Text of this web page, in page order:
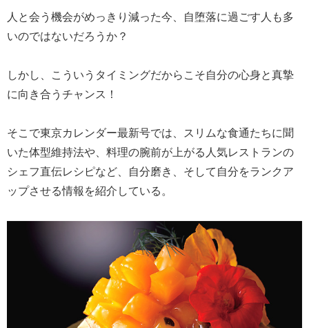
人と会う機会がめっきり減った今、自堕落に過ごす人も多
いのではないだろうか？
しかし、こういうタイミングだからこそ自分の心身と真摯
に向き合うチャンス！
そこで東京カレンダー最新号では、スリムな食通たちに聞
いた体型維持法や、料理の腕前が上がる人気レストランの
シェフ直伝レシピなど、自分磨き、そして自分をランクア
ップさせる情報を紹介している。